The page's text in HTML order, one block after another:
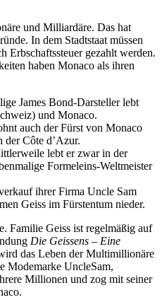
und Milliardäre. Das hat
In dem Stadtstaat müssen
Erbschaftssteuer gezahlt werden.
haben Monaco als ihren
James Bond-Darsteller lebt
und Monaco.
auch der Fürst von Monaco
der Côte d’Azur.
lebt er zwar in der
Formeleins-Weltmeister
ihrer Firma Uncle Sam
Geiss im Fürstentum nieder.
Familie Geiss ist regelmäßig auf
Die Geissens – Eine
das Leben der Multimillionäre
Modemarke UncleSam,
Millionen und zog mit seiner